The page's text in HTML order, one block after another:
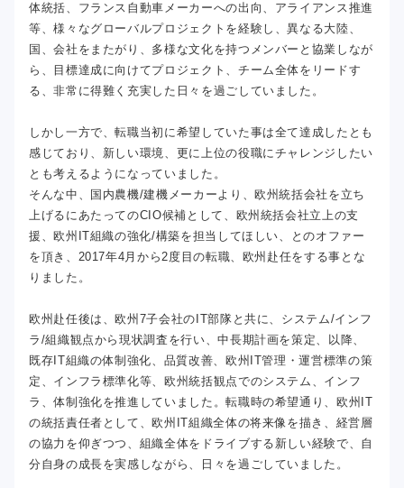
体統括、フランス自動車メーカーへの出向、アライアンス推進
等、様々なグローバルプロジェクトを経験し、異なる大陸、
国、会社をまたがり、多様な文化を持つメンバーと協業しなが
ら、目標達成に向けてプロジェクト、チーム全体をリードす
る、非常に得難く充実した日々を過ごしていました。
しかし一方で、転職当初に希望していた事は全て達成したとも
感じており、新しい環境、更に上位の役職にチャレンジしたい
とも考えるようになっていました。
そんな中、国内農機/建機メーカーより、欧州統括会社を立ち
上げるにあたってのCIO候補として、欧州統括会社立上の支
援、欧州IT組織の強化/構築を担当してほしい、とのオファー
を頂き、2017年4月から2度目の転職、欧州赴任をする事とな
りました。
欧州赴任後は、欧州7子会社のIT部隊と共に、システム/インフ
ラ/組織観点から現状調査を行い、中長期計画を策定、以降、
既存IT組織の体制強化、品質改善、欧州IT管理・運営標準の策
定、インフラ標準化等、欧州統括観点でのシステム、インフ
ラ、体制強化を推進していました。転職時の希望通り、欧州IT
の統括責任者として、欧州IT組織全体の将来像を描き、経営層
の協力を仰ぎつつ、組織全体をドライブする新しい経験で、自
分自身の成長を実感しながら、日々を過ごしていました。